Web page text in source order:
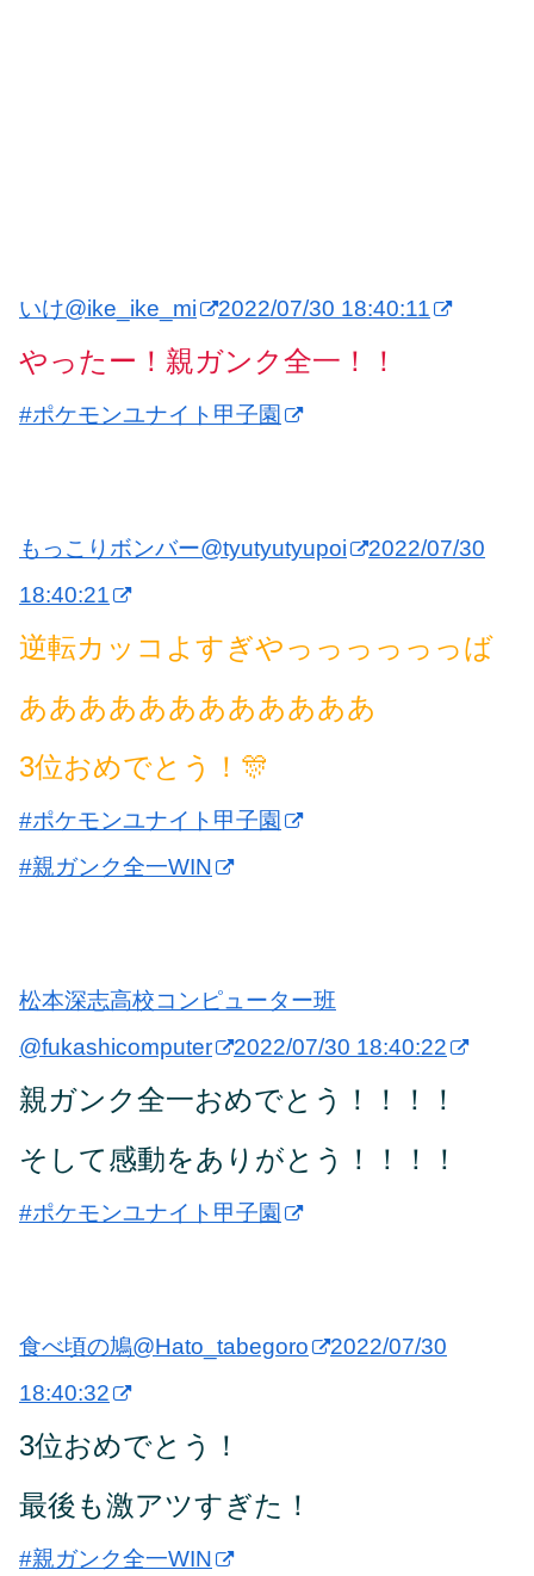
いけ@ike_ike_mi 2022/07/30 18:40:11
やったー！親ガンク全一！！
#ポケモンユナイト甲子園
もっこりボンバー@tyutyutyupoi
2022/07/30
18:40:21
逆転カッコよすぎやっっっっっっば
ああああああああああああ
3位おめでとう！🎊
#ポケモンユナイト甲子園
#親ガンク全一WIN
松本深志高校コンピューター班
@fukashicomputer
2022/07/30 18:40:22
親ガンク全一おめでとう！！！！
そして感動をありがとう！！！！
#ポケモンユナイト甲子園
食べ頃の鳩@Hato_tabegoro
2022/07/30
18:40:32
3位おめでとう！
最後も激アツすぎた！
#親ガンク全一WIN